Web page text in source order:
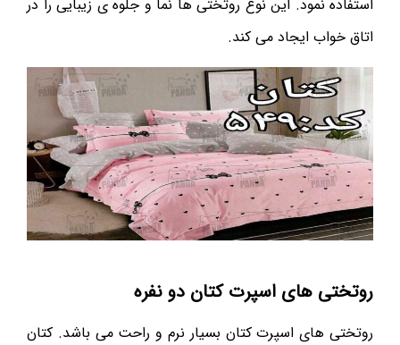
استفاده نمود. این نوع روتختی ها نما و جلوه ی زیبایی را در
اتاق خواب ایجاد می کند.
روتختی های اسپرت کتان دو نفره
روتختی های اسپرت کتان بسیار نرم و راحت می باشد. کتان